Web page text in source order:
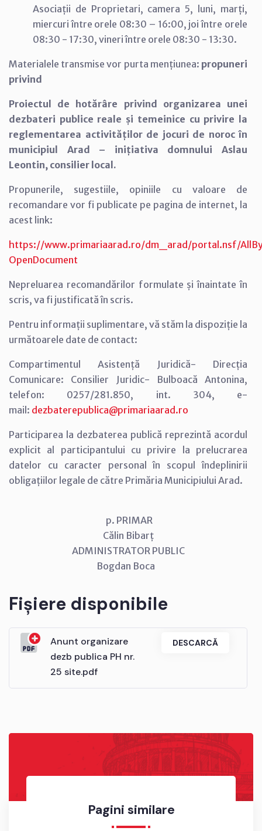
Pagini similare
Asociații de Proprietari, camera 5, luni, marți,
miercuri între orele 08:30 – 16:00, joi între orele
08:30 - 17:30, vineri între orele 08:30 - 13:30.
Materialele transmise vor purta mențiunea: propuneri
privind
Proiectul de hotărâre privind organizarea unei
dezbateri publice reale și temeinice cu privire la
reglementarea activităților de jocuri de noroc în
municipiul Arad – inițiativa domnului Aslau
Leontin, consilier local.
Propunerile, sugestiile, opiniile cu valoare de
recomandare vor fi publicate pe pagina de internet, la
acest link:
https://www.primariaarad.ro/dm_arad/portal.nsf/
OpenDocument
Nepreluarea recomandărilor formulate și înaintate în
scris, va fi justificată în scris.
Pentru informații suplimentare, vă stăm la dispoziție la
următoarele date de contact:
Compartimentul Asistență Juridică- Direcția
Comunicare: Consilier Juridic- Bulboacă Antonina,
telefon: 0257/281.850, int. 304, e-
mail: dezbaterepublica@primariaarad.ro
Participarea la dezbaterea publică reprezintă acordul
explicit al participantului cu privire la prelucrarea
datelor cu caracter personal în scopul îndeplinirii
obligațiilor legale de către Primăria Municipiului Arad.
p. PRIMAR
Călin Bibarț
ADMINISTRATOR PUBLIC
Bogdan Boca
Fișiere disponibile
Anunt organizare
dezb publica PH nr.
25 site.pdf
DESCARCĂ